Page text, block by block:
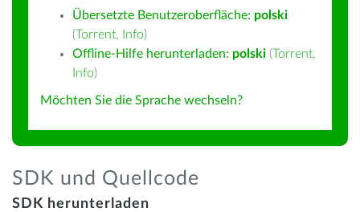
Übersetzte Benutzeroberfläche: polski
(Torrent, Info)
Offline-Hilfe herunterladen: polski (Torrent,
Info)
Möchten Sie die Sprache wechseln?
SDK und Quellcode
SDK herunterladen